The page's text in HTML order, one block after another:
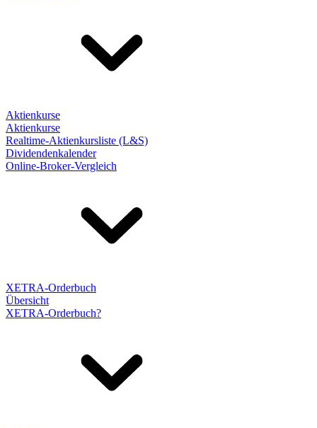
Aktienkurse
Aktienkurse
Realtime-Aktienkursliste (L&S)
Dividendenkalender
Online-Broker-Vergleich
XETRA-Orderbuch
Übersicht
XETRA-Orderbuch?